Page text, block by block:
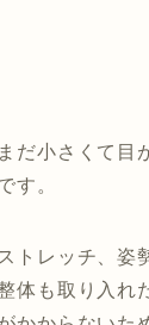
だ小さくて
す。
トレッチ、
体も取り入